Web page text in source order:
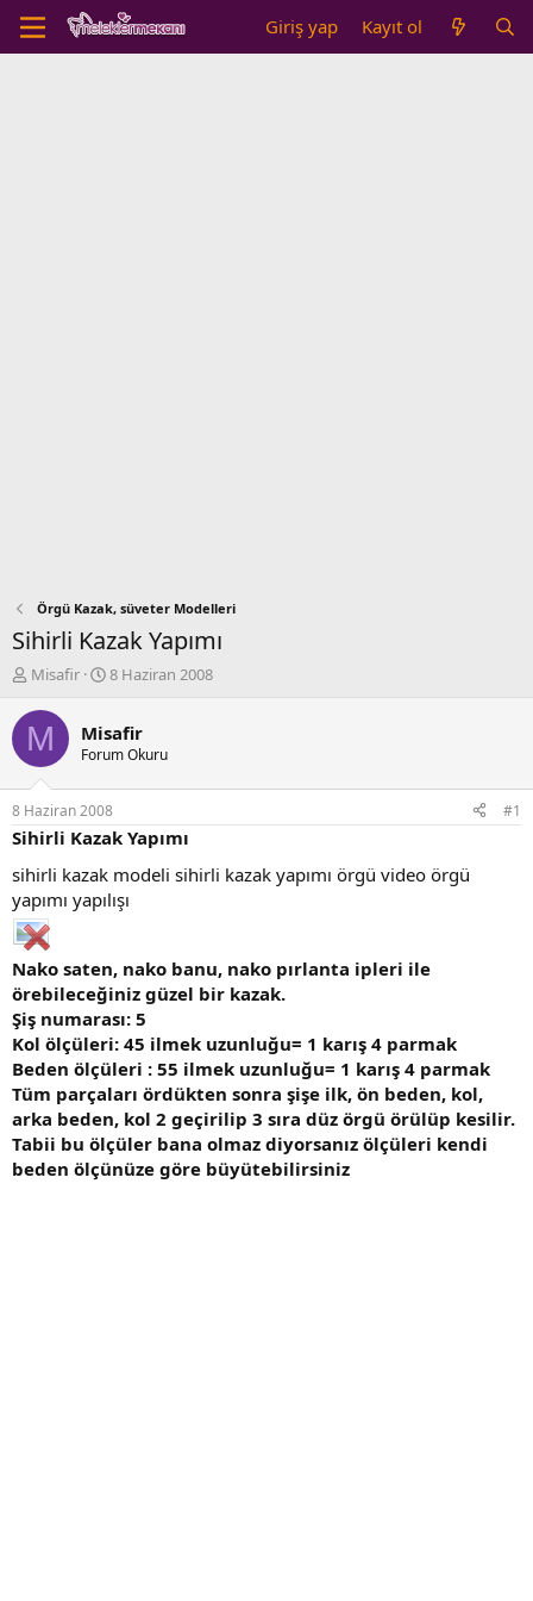
Giriş yap Kayıt ol
Örgü Kazak, süveter Modelleri
Sihirli Kazak Yapımı
K
n
b
y
u
b
a
l
a
t
a
n
Misafir
B
l
a
g
ı
ç
a
r
i
8 Haziran 2008
M Misafir
Forum Okuru
8 Haziran 2008 #1
Sihirli Kazak Yapımı
sihirli kazak modeli sihirli kazak yapımı örgü video örgü
yapımı yapılışı
Nako saten, nako banu, nako pırlanta ipleri ile
örebileceğiniz güzel bir kazak.
Şiş numarası: 5
Kol ölçüleri: 45 ilmek uzunluğu= 1 karış 4 parmak
Beden ölçüleri : 55 ilmek uzunluğu= 1 karış 4 parmak
Tüm parçaları ördükten sonra şişe ilk, ön beden, kol,
arka beden, kol 2 geçirilip 3 sıra düz örgü örülüp kesilir.
Tabii bu ölçüler bana olmaz diyorsanız ölçüleri kendi
beden ölçünüze göre büyütebilirsiniz